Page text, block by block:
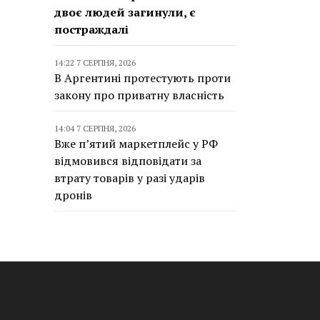
двоє людей загинули, є
постраждалі
14:22 7 СЕРПНЯ, 2026
В Аргентині протестують проти
закону про приватну власність
14:04 7 СЕРПНЯ, 2026
Вже п’ятий маркетплейс у РФ
відмовився відповідати за
втрату товарів у разі ударів
дронів